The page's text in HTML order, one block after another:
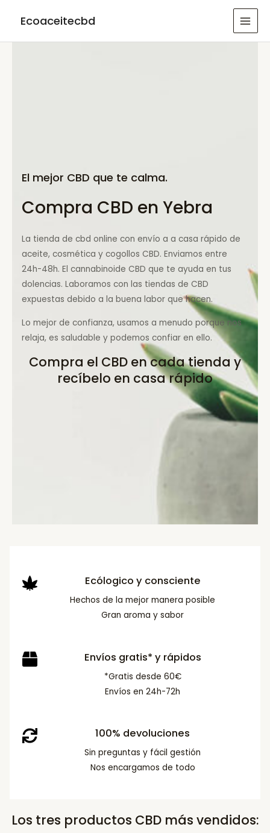
Ecoaceitecbd
El mejor CBD que te calma.
Compra CBD en Yebra
La tienda de cbd online con envío a a casa rápido de
aceite, cosmética y cogollos CBD. Enviamos entre
24h-48h. El cannabinoide CBD que te ayuda en tus
dolencias. Laboramos con las tiendas de CBD
expuestas debido a la buena labor que hacen.
Lo mejor de confianza, usamos a menudo porque nos
relaja, es saludable y podemos confiar en ello.
Compra el CBD en cada tienda y
recíbelo en casa rápido
Ecólogico y consciente
Hechos de la mejor manera posible
Gran aroma y sabor
Envíos gratis* y rápidos
*Gratis desde 60€
Envíos en 24h-72h
100% devoluciones
Sin preguntas y fácil gestión
Nos encargamos de todo
Los tres productos CBD más vendidos: